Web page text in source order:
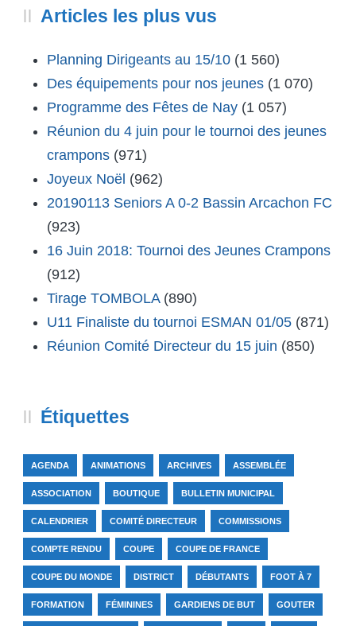
Articles les plus vus
Planning Dirigeants au 15/10 (1 560)
Des équipements pour nos jeunes (1 070)
Programme des Fêtes de Nay (1 057)
Réunion du 4 juin pour le tournoi des jeunes
crampons (971)
Joyeux Noël (962)
20190113 Seniors A 0-2 Bassin Arcachon FC
(923)
16 Juin 2018: Tournoi des Jeunes Crampons
(912)
Tirage TOMBOLA (890)
U11 Finaliste du tournoi ESMAN 01/05 (871)
Réunion Comité Directeur du 15 juin (850)
Étiquettes
AGENDA ANIMATIONS ARCHIVES ASSEMBLÉE
ASSOCIATION BOUTIQUE BULLETIN MUNICIPAL
CALENDRIER COMITÉ DIRECTEUR COMMISSIONS
COMPTE RENDU COUPE COUPE DE FRANCE
COUPE DU MONDE DISTRICT DÉBUTANTS FOOT À 7
FORMATION FÉMININES GARDIENS DE BUT GOUTER